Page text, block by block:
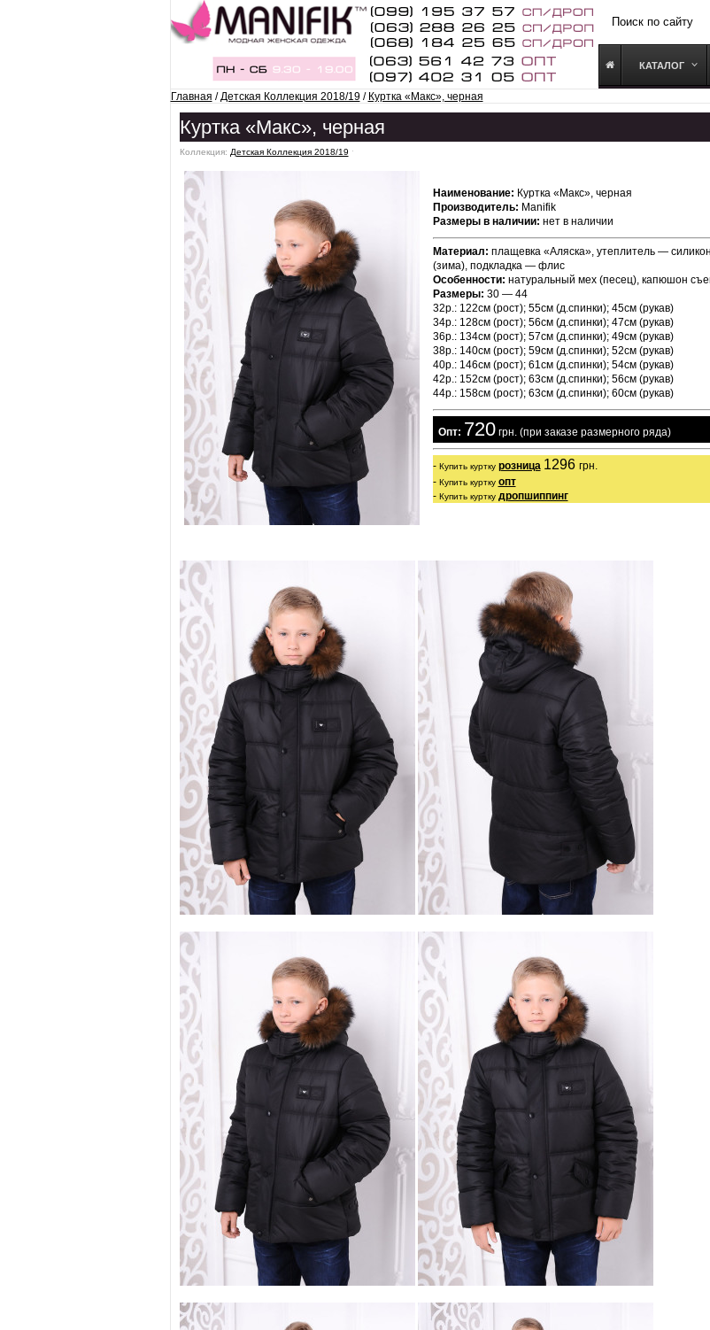
КАТАЛОГ
Главная /Детская Коллекция 2018/19/ Куртка «Макс», черная
Куртка «Макс», черная
Коллекция: Детская Коллекция 2018/19 ˑ
Наименование: Куртка «Макс», черная
Производитель: Manifik
Размеры в наличии: нет в наличии
Материал: плащевка «Аляска», утеплитель —
(зима), подкладка — флис
Особенности: натуральный мех (песец), капюшон
Размеры: 30 — 44
32р.: 122см (рост); 55см (д.спинки); 45см (рукав)
34р.: 128см (рост); 56см (д.спинки); 47см (рукав)
36р.: 134см (рост); 57см (д.спинки); 49см (рукав)
38р.: 140см (рост); 59см (д.спинки); 52см (рукав)
40р.: 146см (рост); 61см (д.спинки); 54см (рукав)
42р.: 152см (рост); 63см (д.спинки); 56см (рукав)
44р.: 158см (рост); 63см (д.спинки); 60см (рукав)
  Опт:
720 грн. (при заказе размерного ряда)
- Купить куртку розница 1296 грн.
- Купить куртку опт
- Купить куртку дропшиппинг